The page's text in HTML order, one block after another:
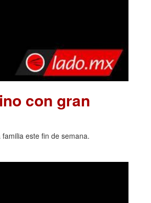
con gran
este fin de semana.